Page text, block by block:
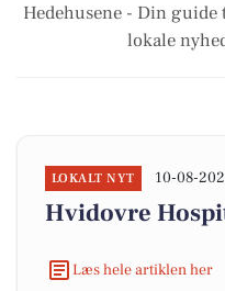
Hedehusene - Din
lokale
LOKALT NYT 10-08-
Hvidovre
Læs hele artiklen her